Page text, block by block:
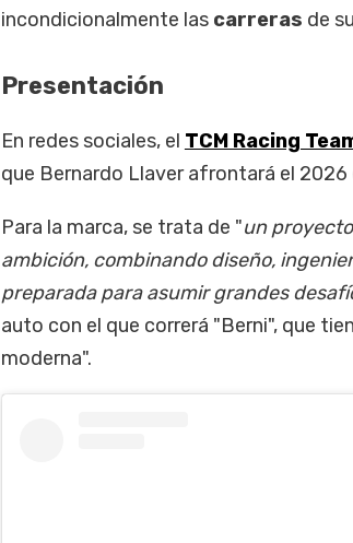
incondicionalmente las carreras de
Presentación
En redes sociales, el TCM Racing
que Bernardo Llaver afrontará el 2026
Para la marca, se trata de "un
ambición, combinando diseño,
preparada para asumir grandes
auto con el que correrá "Berni", que
moderna".